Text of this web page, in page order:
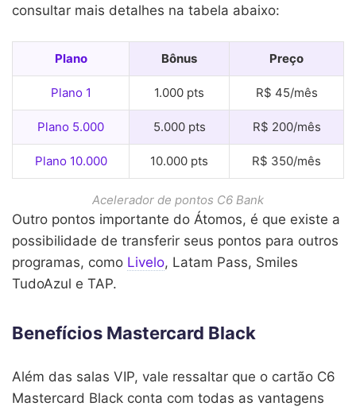
consultar mais detalhes na tabela abaixo:
Plano Bônus Preço
Plano 1 1.000 pts R$ 45/mês
Plano 5.000 5.000 pts R$ 200/mês
Plano 10.000 10.000 pts R$ 350/mês
Acelerador de pontos C6 Bank
Outro pontos importante do Átomos, é que existe a
possibilidade de transferir seus pontos para outros
programas, como Livelo, Latam Pass, Smiles
TudoAzul e TAP.
Benefícios Mastercard Black
Além das salas VIP, vale ressaltar que o cartão C6
Mastercard Black conta com todas as vantagens